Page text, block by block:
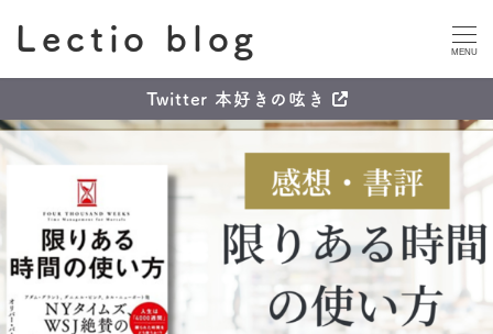
Lectio blog MENU
Twitter 本好きの呟き